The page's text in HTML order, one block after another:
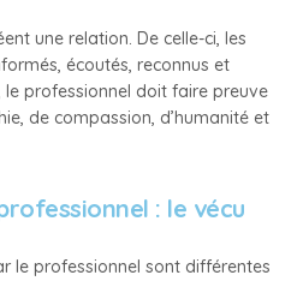
une relation. De celle-ci, les
écoutés, reconnus et
professionnel doit faire preuve
de compassion, d’humanité et
: le vécu
le professionnel sont différentes